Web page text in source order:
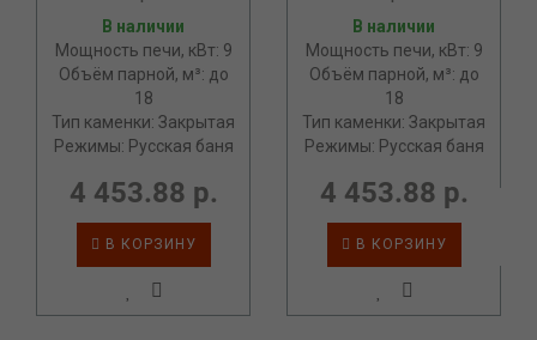
В наличии
Мощность печи, кВт: 9
Объём парной, м³: до
18
Тип каменки: Закрытая
Режимы: Русская баня
4 453.88 р.
В КОРЗИНУ
В наличии
Мощность печи, кВт: 9
Объём парной, м³: до
18
Тип каменки: Закрытая
Режимы: Русская баня
4 453.88 р.
В КОРЗИНУ